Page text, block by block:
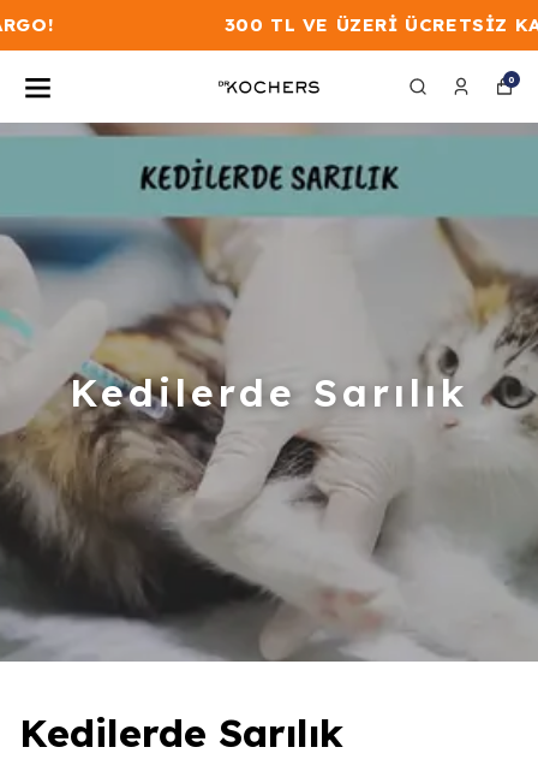
300 TL VE ÜZERİ ÜCRETSİZ KARGO!
0
Kedilerde Sarılık
Kedilerde Sarılık